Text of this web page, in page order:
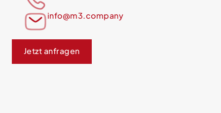
info@m3.company
Jetzt anfragen